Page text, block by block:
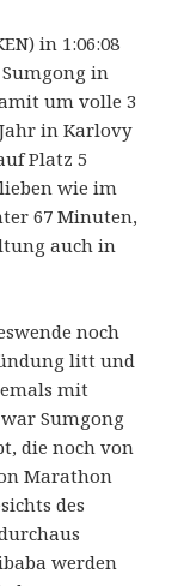
in 1:06:08
in
um volle 3
in Karlovy
Platz 5
wie im
67 Minuten,
auch in
noch
litt und
mit
Sumgong
die noch von
Marathon
des
werden